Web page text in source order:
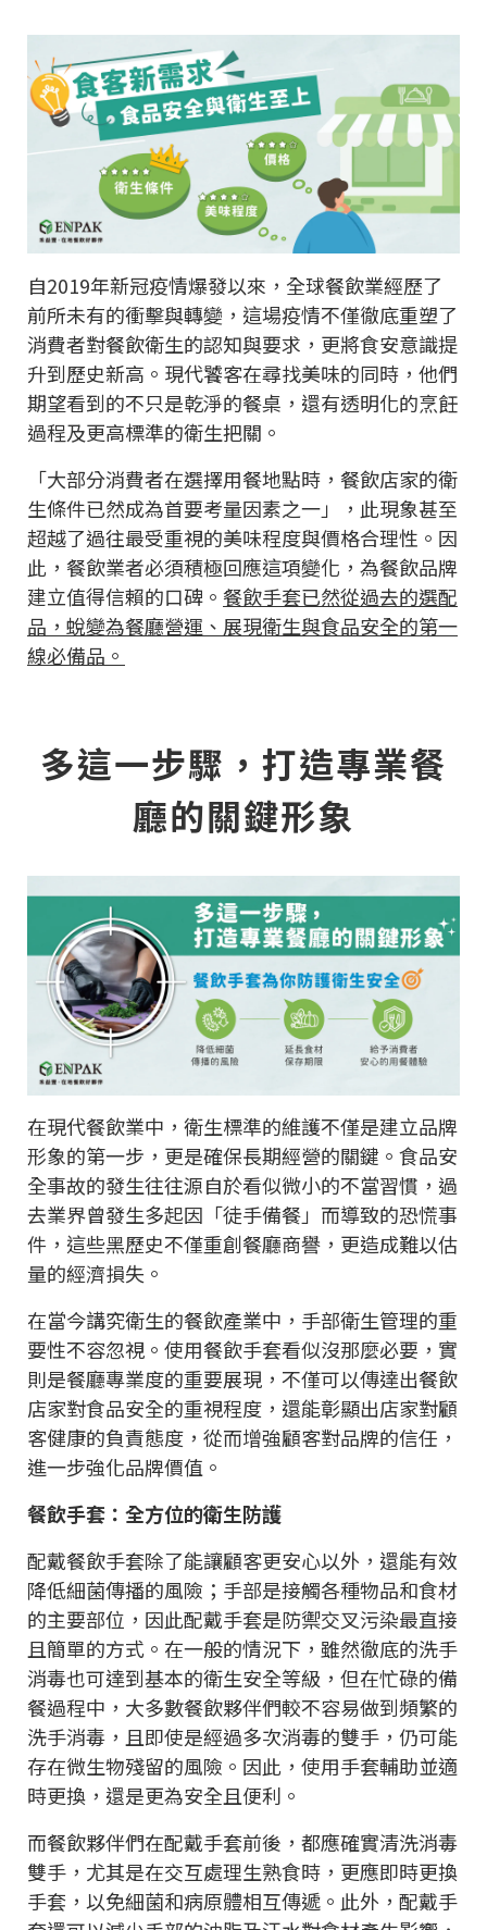
自2019年新冠疫情爆發以來，全球餐飲業經歷了
前所未有的衝擊與轉變，這場疫情不僅徹底重塑了
消費者對餐飲衛生的認知與要求，更將食安意識提
升到歷史新高。現代饕客在尋找美味的同時，他們
期望看到的不只是乾淨的餐桌，還有透明化的烹飪
過程及更高標準的衛生把關。
「大部分消費者在選擇用餐地點時，餐飲店家的衛
生條件已然成為首要考量因素之一」，此現象甚至
超越了過往最受重視的美味程度與價格合理性。因
此，餐飲業者必須積極回應這項變化，為餐飲品牌
建立值得信賴的口碑。 餐飲手套已然從過去的選配
品，蛻變為餐廳營運、展現衛生與食品安全的第一
線必備品。
多這一步驟，打造專業餐
廳的關鍵形象
在現代餐飲業中，衛生標準的維護不僅是建立品牌
形象的第一步，更是確保長期經營的關鍵。食品安
全事故的發生往往源自於看似微小的不當習慣，過
去業界曾發生多起因「徒手備餐」而導致的恐慌事
件，這些黑歷史不僅重創餐廳商譽，更造成難以估
量的經濟損失。
在當今講究衛生的餐飲產業中，手部衛生管理的重
要性不容忽視。使用餐飲手套看似沒那麼必要，實
則是餐廳專業度的重要展現，不僅可以傳達出餐飲
店家對食品安全的重視程度，還能彰顯出店家對顧
客健康的負責態度，從而增強顧客對品牌的信任，
進一步強化品牌價值。
餐飲手套：全方位的衛生防護
配戴餐飲手套除了能讓顧客更安心以外，還能有效
降低細菌傳播的風險；手部是接觸各種物品和食材
的主要部位，因此配戴手套是防禦交叉污染最直接
且簡單的方式。在一般的情況下，雖然徹底的洗手
消毒也可達到基本的衛生安全等級，但在忙碌的備
餐過程中，大多數餐飲夥伴們較不容易做到頻繁的
洗手消毒，且即使是經過多次消毒的雙手，仍可能
存在微生物殘留的風險。因此，使用手套輔助並適
時更換，還是更為安全且便利。
而餐飲夥伴們在配戴手套前後，都應確實清洗消毒
雙手，尤其是在交互處理生熟食時，更應即時更換
手套，以免細菌和病原體相互傳遞。此外，配戴手